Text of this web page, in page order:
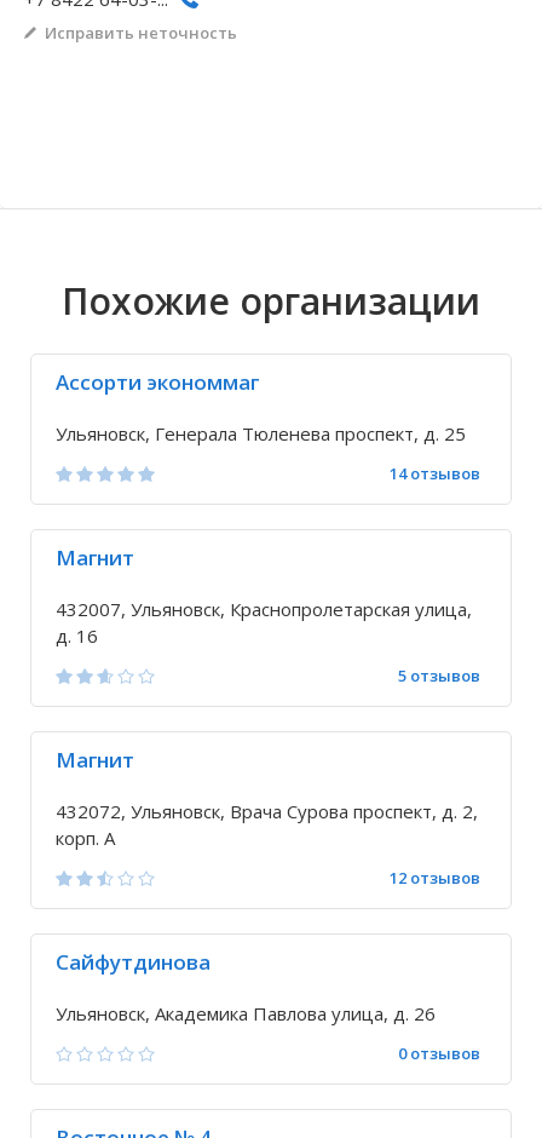
Волгоградская область
Кировоградская область
Восточно-Казахстанская область
Архангельское
Исправить неточность
Похожие организации
Ассорти экономмаг
Ульяновск, Генерала Тюленева проспект, д. 25
14 отзывов
Магнит
432007, Ульяновск, Краснопролетарская улица,
д. 16
5 отзывов
Магнит
432072, Ульяновск, Врача Сурова проспект, д. 2,
корп. А
12 отзывов
Сайфутдинова
Ульяновск, Академика Павлова улица, д. 26
0 отзывов